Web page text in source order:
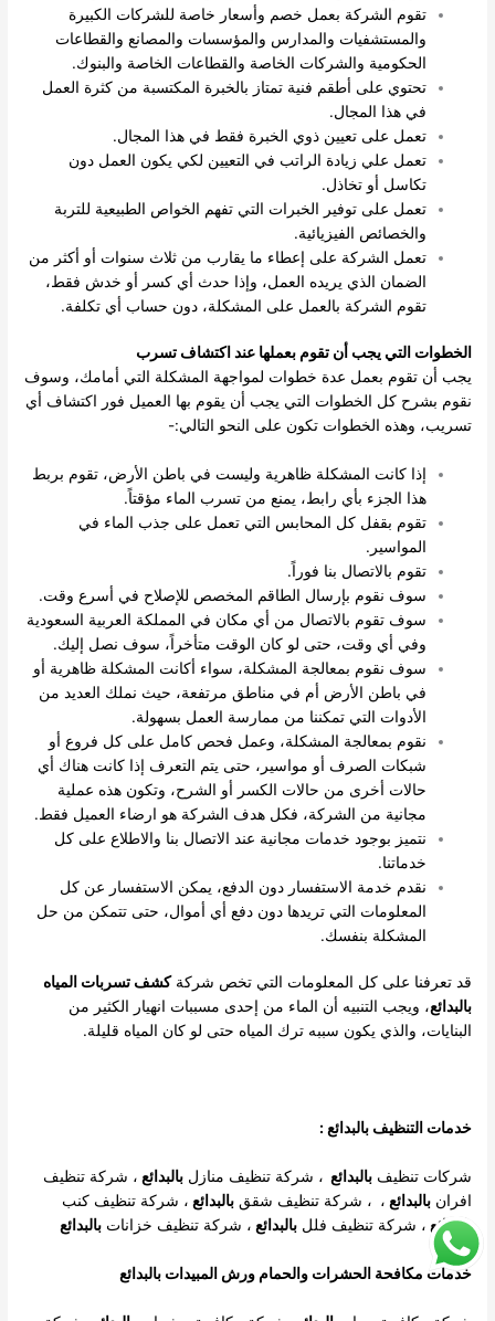
تقوم الشركة بعمل خصم وأسعار خاصة للشركات الكبيرة
والمستشفيات والمدارس والمؤسسات والمصانع والقطاعات
الحكومية والشركات الخاصة والقطاعات الخاصة والبنوك.
تحتوي على أطقم فنية تمتاز بالخبرة المكتسبة من كثرة العمل
في هذا المجال.
تعمل على تعيين ذوي الخبرة فقط في هذا المجال.
تعمل علي زيادة الراتب في التعيين لكي يكون العمل دون
تكاسل أو تخاذل.
تعمل على توفير الخبرات التي تفهم الخواص الطبيعية للتربة
والخصائص الفيزيائية.
تعمل الشركة على إعطاء ما يقارب من ثلاث سنوات أو أكثر من
الضمان الذي يريده العمل، وإذا حدث أي كسر أو خدش فقط،
تقوم الشركة بالعمل على المشكلة، دون حساب أي تكلفة.
الخطوات التي يجب أن تقوم بعملها عند اكتشاف تسرب
يجب أن تقوم بعمل عدة خطوات لمواجهة المشكلة التي أمامك، وسوف
نقوم بشرح كل الخطوات التي يجب أن يقوم بها العميل فور اكتشاف أي
تسريب، وهذه الخطوات تكون على النحو التالي:-
إذا كانت المشكلة ظاهرية وليست في باطن الأرض، تقوم بربط
هذا الجزء بأي رابط، يمنع من تسرب الماء مؤقتاً.
تقوم بقفل كل المحابس التي تعمل على جذب الماء في
المواسير.
تقوم بالاتصال بنا فوراً.
سوف نقوم بإرسال الطاقم المخصص للإصلاح في أسرع وقت.
سوف تقوم بالاتصال من أي مكان في المملكة العربية السعودية
وفي أي وقت، حتى لو كان الوقت متأخراً، سوف نصل إليك.
سوف نقوم بمعالجة المشكلة، سواء أكانت المشكلة ظاهرية أو
في باطن الأرض أم في مناطق مرتفعة، حيث نملك العديد من
الأدوات التي تمكننا من ممارسة العمل بسهولة.
نقوم بمعالجة المشكلة، وعمل فحص كامل على كل فروع أو
شبكات الصرف أو مواسير، حتى يتم التعرف إذا كانت هناك أي
حالات أخرى من حالات الكسر أو الشرح، وتكون هذه عملية
مجانية من الشركة، فكل هدف الشركة هو ارضاء العميل فقط.
نتميز بوجود خدمات مجانية عند الاتصال بنا والاطلاع على كل
خدماتنا.
نقدم خدمة الاستفسار دون الدفع، يمكن الاستفسار عن كل
المعلومات التي تريدها دون دفع أي أموال، حتى تتمكن من حل
المشكلة بنفسك.
قد تعرفنا على كل المعلومات التي تخص شركةكشف تسربات المياه
بالبدائع، ويجب التنبيه أن الماء من إحدى مسببات انهيار الكثير من
البنايات، والذي يكون سببه ترك المياه حتى لو كان المياه قليلة.
خدمات التنظيف بالبدائع :
شركات تنظيفبالبدائع ، شركة تنظيف منازلبالبدائع ، شركة تنظيف
افرانبالبدائع ، ، شركة تنظيف شققبالبدائع ، شركة تنظيف كنب
بالبدائع ، شركة تنظيف فللبالبدائع ، شركة تنظيف خزاناتبالبدائع
خدمات مكافحة الحشرات والحمام ورش المبيدات بالبدائع